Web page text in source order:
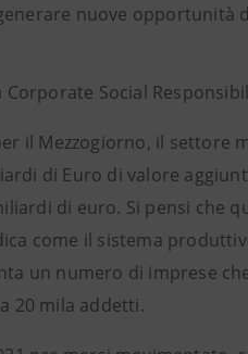
nuove opportunità
Social
il Mezzogiorno, il settore
di Euro di valore
di euro. Si pensi che
come il sistema
un numero di imprese
20 mila addetti.